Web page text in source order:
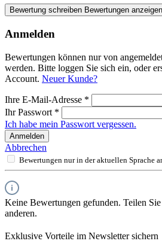
Bewertung schreiben Bewertungen anzeigen
Anmelden
Bewertungen können nur von
werden. Bitte loggen Sie sich ein, oder
Account. Neuer Kunde?
Ihre E-Mail-Adresse *
Ihr Passwort *
Ich habe mein Passwort vergessen.
Anmelden
Abbrechen
Bewertungen nur in der aktuellen Sprache
Keine Bewertungen gefunden. Teilen
anderen.
Exklusive Vorteile im Newsletter sichern